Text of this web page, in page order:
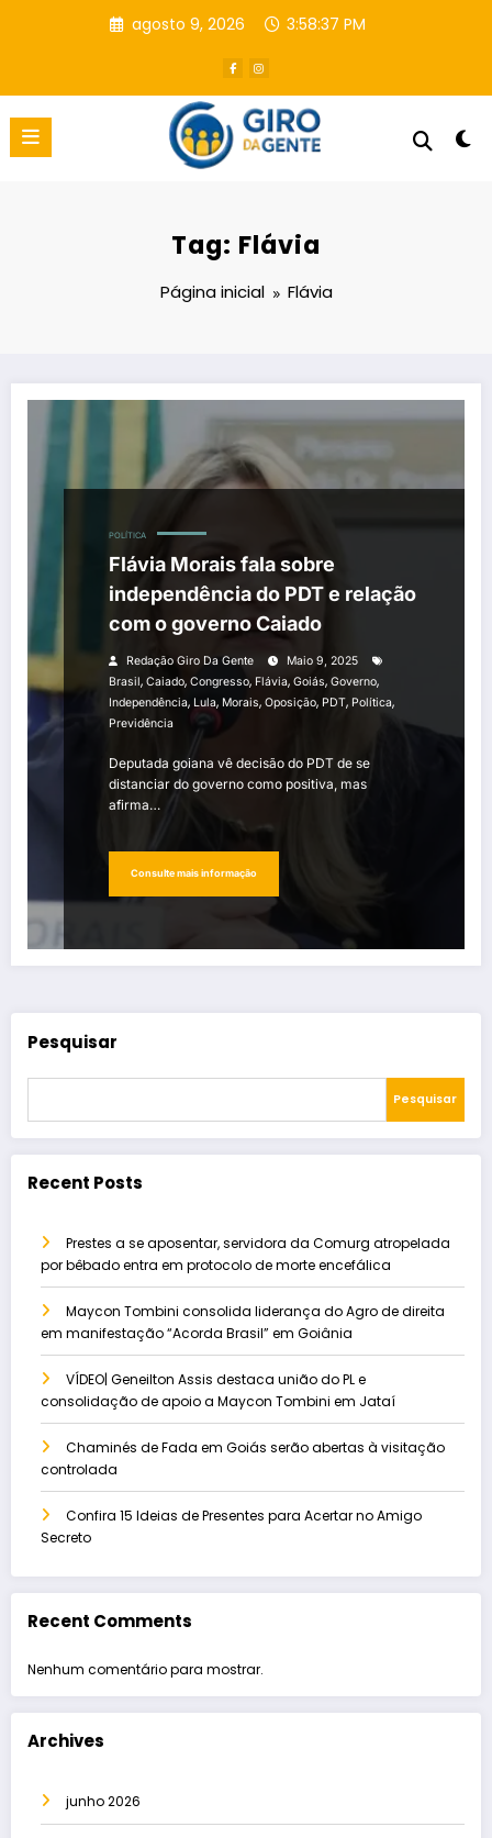
agosto 9, 2026 3:58:38 PM
Tag: Flávia
Página inicial Flávia
POLÍTICA
Flávia Morais fala sobre
independência do PDT e relação
com o governo Caiado
Redação Giro Da Gente
Maio 9, 2025
Brasil, Caiado, Congresso, Flávia, Goiás, Governo,
Independência, Lula, Morais, Oposição, PDT, Política,
Previdência
Deputada goiana vê decisão do PDT de se
distanciar do governo como positiva, mas
afirma…
Consulte mais informação
Pesquisar
Pesquisar
Recent Posts
Prestes a se aposentar, servidora da Comurg atropelada
por bêbado entra em protocolo de morte encefálica
Maycon Tombini consolida liderança do Agro de direita
em manifestação “Acorda Brasil” em Goiânia
VÍDEO| Geneilton Assis destaca união do PL e
consolidação de apoio a Maycon Tombini em Jataí
Chaminés de Fada em Goiás serão abertas à visitação
controlada
Confira 15 Ideias de Presentes para Acertar no Amigo
Secreto
Recent Comments
Nenhum comentário para mostrar.
Archives
junho 2026